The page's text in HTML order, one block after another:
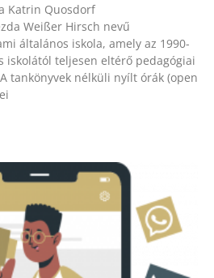
Katrin Quosdorf
Weißer Hirsch nevű
általános iskola, amely az 1990-
iskolától teljesen eltérő pedagógiai
tankönyvek nélküli nyílt órák (open